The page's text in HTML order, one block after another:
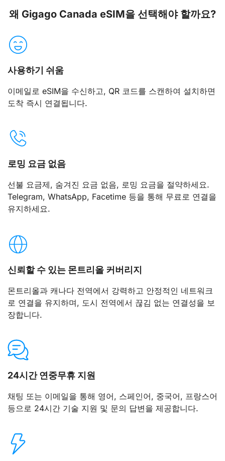
왜 Gigago Canada eSIM을 선택해야 할까요?
사용하기 쉬움
이메일로 eSIM을 수신하고, QR 코드를 스캔하여 설치하면
도착 즉시 연결됩니다.
로밍 요금 없음
선불 요금제, 숨겨진 요금 없음, 로밍 요금을 절약하세요.
Telegram, WhatsApp, Facetime 등을 통해 무료로 연결을
유지하세요.
신뢰할 수 있는 몬트리올 커버리지
몬트리올과 캐나다 전역에서 강력하고 안정적인 네트워크
로 연결을 유지하며, 도시 전역에서 끊김 없는 연결성을 보
장합니다.
24시간 연중무휴 지원
채팅 또는 이메일을 통해 영어, 스페인어, 중국어, 프랑스어
등으로 24시간 기술 지원 및 문의 답변을 제공합니다.